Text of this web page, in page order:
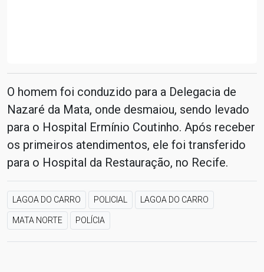
O homem foi conduzido para a Delegacia de
Nazaré da Mata, onde desmaiou, sendo levado
para o Hospital Ermínio Coutinho. Após receber
os primeiros atendimentos, ele foi transferido
para o Hospital da Restauração, no Recife.
LAGOA DO CARRO POLICIAL LAGOA DO CARRO
MATA NORTE POLÍCIA